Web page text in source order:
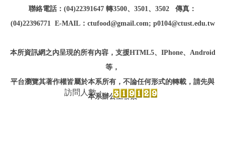
聯絡電話：(04)22391647 轉3500、3501、3502 傳真：
(04)22396771 E-MAIL：ctufood@gmail.com; p0104@ctust.edu.tw
本所資訊網之內呈現的所有內容， 支援HTML5、IPhone、Android
等 ，
平台瀏覽其著作權皆屬於本系所有，不論任何形式的轉載，請先與
本系辦公室聯繫